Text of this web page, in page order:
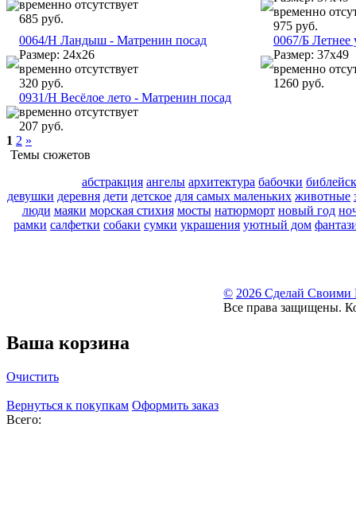
временно отсутствует
685 руб.
временно
975 руб.
0064/Н Ландыш - Матренин посад
Размер: 24х26
временно отсутствует
320 руб.
0067/Б Летнее
Размер: 37х49
временно
1260 руб.
0931/Н Весёлое лето - Матренин посад
временно отсутствует
207 руб.
1 2 »
Темы сюжетов
абстракция ангелы архитектура бабочки
девушки деревня дети детское для самых маленьких животные
люди маяки морская стихия мосты натюрморт новый год
рамки салфетки собаки сумки украшения уютный дом
© 2026 Сделай Своими
Все права защищены.
Ваша корзина
Очистить
Вернуться к покупкам Оформить заказ
Всего: